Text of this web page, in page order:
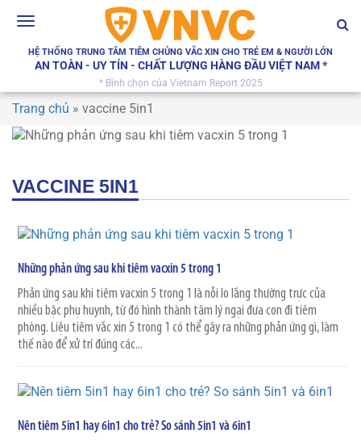
Toggle
HỆ THỐNG TRUNG TÂM TIÊM CHỦNG VẮC XIN CHO TRẺ EM & NGƯỜI LỚN
AN TOÀN - UY TÍN - CHẤT LƯỢNG HÀNG ĐẦU VIỆT NAM *
* Bình chọn của Vietnam Report 2025
Trang chủ » vaccine 5in1
VACCINE 5IN1
Những phản ứng sau khi tiêm vacxin 5 trong 1
Phản ứng sau khi tiêm vacxin 5 trong 1 là nỗi lo lắng thường trực của
nhiều bậc phụ huynh, từ đó hình thành tâm lý ngại đưa con đi tiêm
phòng. Liệu tiêm vắc xin 5 trong 1 có thể gây ra những phản ứng gì, làm
thế nào để xử trí đúng các...
Nên tiêm 5in1 hay 6in1 cho trẻ? So sánh 5in1 và 6in1